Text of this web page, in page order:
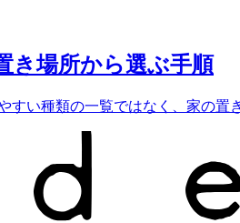
き場所から選ぶ手順
い種類の一覧ではなく、家の置